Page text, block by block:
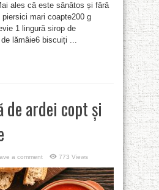
ales că este sănătos și fără
mari coapte200 g
1 lingură sirop de
lămâie6 biscuiți ...
de ardei copt și
a comment 773 Views